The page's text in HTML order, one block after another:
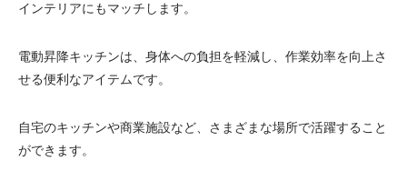
インテリアにもマッチします。
電動昇降キッチンは、身体への負担を軽減し、作業効率を向上さ
せる便利なアイテムです。
自宅のキッチンや商業施設など、さまざまな場所で活躍すること
ができます。